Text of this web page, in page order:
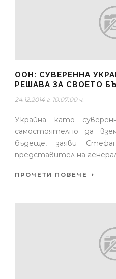
ООН: СУВЕРЕННА
РЕШАВА ЗА СВОЕТО
24.12.2014 г. 10:07:00 ч.
Украйна като
самостоятелно да
бъдеще, заяви
представител на
ПРОЧЕТИ ПОВЕЧЕ